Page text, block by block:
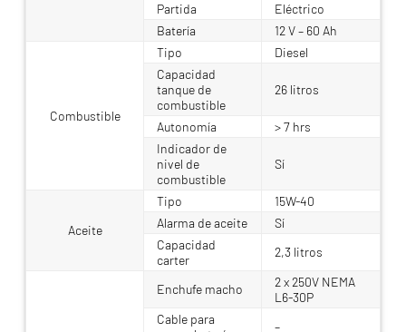
Partida
Eléctrico
Batería
12 V – 60 Ah
Combustible
Tipo
Diesel
Capacidad
tanque de
combustible
26 litros
Autonomía
> 7 hrs
Indicador de
nivel de
combustible
Sí
Aceite
Tipo
15W-40
Alarma de aceite
Sí
Capacidad
carter
2,3 litros
Enchufe macho
2 x 250V NEMA
L6-30P
Cable para
–